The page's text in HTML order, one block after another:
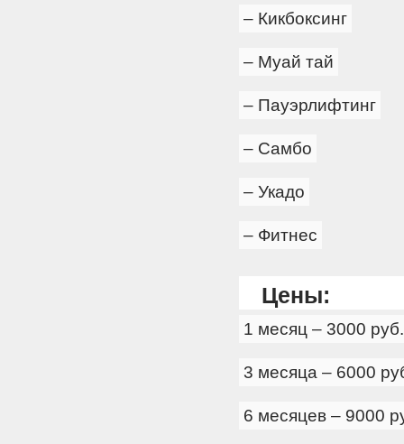
– Кикбоксинг
– Муай тай
– Пауэрлифтинг
– Самбо
– Укадо
– Фитнес
Цены:
1 месяц – 3000 руб.
3 месяца – 6000
6 месяцев – 9000